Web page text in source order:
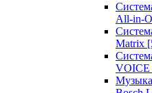
All-in-
Matrix